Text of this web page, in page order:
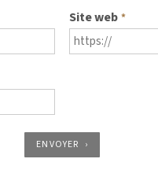
Site web *
ENVOYER